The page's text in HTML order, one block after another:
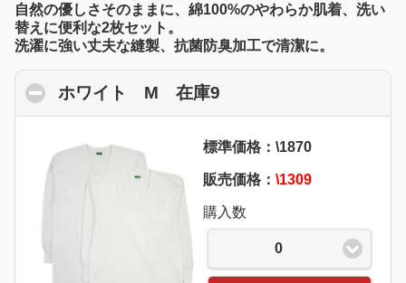
自然の優しさそのままに、綿100%のやわらか肌着、洗い
替えに便利な2枚セット。
洗濯に強い丈夫な縫製、抗菌防臭加工で清潔に。
ホワイト M 在庫9
標準価格：\1870
販売価格： \1309
購入数
0